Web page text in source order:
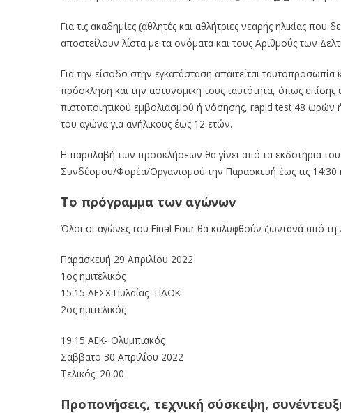
Για τις ακαδημίες (αθλητές και αθλήτριες νεαρής ηλικίας
αποστείλουν λίστα με τα ονόματα και τους Αριθμούς των
Για την είσοδο στην εγκατάσταση απαιτείται
πρόσκληση και την αστυνομική τους ταυτότητα, όπως επίσης
πιστοποιητικού εμβολιασμού ή νόσησης, rapid test 48 ωρών
του αγώνα για ανήλικους έως 12 ετών.
Η παραλαβή των προσκλήσεων θα γίνει από τα εκδοτήρια
Συνδέσμου/Φορέα/Οργανισμού την Παρασκευή έως τις 14:30
Το πρόγραμμα των αγώνων
Όλοι οι αγώνες του Final Four θα καλυφθούν ζωντανά από
Παρασκευή 29 Απριλίου 2022
1ος ημιτελικός
15:15 ΑΕΣΧ Πυλαίας- ΠΑΟΚ
2ος ημιτελικός
19:15 ΑΕΚ- Ολυμπιακός
Σάββατο 30 Απριλίου 2022
Τελικός: 20:00
Προπονήσεις, τεχνική σύσκεψη,